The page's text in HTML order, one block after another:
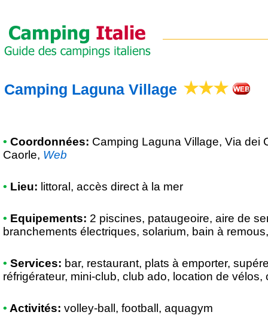
Camping Laguna Village
• Coordonnées: Camping Laguna Village, Via dei
Caorle, Web
• Lieu: littoral, accès direct à la mer
• Equipements: 2 piscines, pataugeoire, aire de
branchements électriques, solarium, bain à
• Services: bar, restaurant, plats à emporter,
réfrigérateur, mini-club, club ado, location de vélos,
• Activités: volley-ball, football, aquagym